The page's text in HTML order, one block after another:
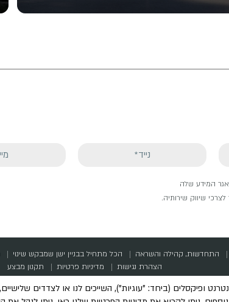
המידע שלה
שיווק שירותיה.
התחדשות, קהילה והשראה הכל מתחיל בבניין ישן שמבקש שינוי
הצהרת נגישות
מדיניות פרטיות תקנון מבצע